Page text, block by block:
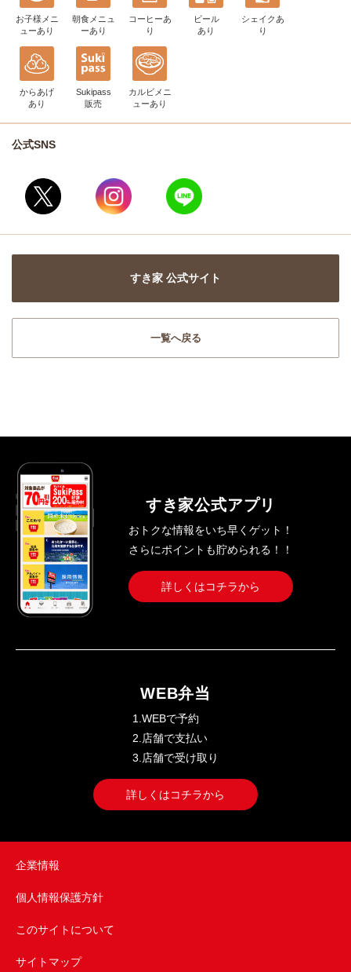
お子様メニ
ューあり
朝食メニュ
ーあり
コーヒーあ
り
ビール
あり
シェイク あ
り
からあげ
あり
Sukipass
販売
カルビメニ
ューあり
公式SNS
すき家 公式サイト
一覧へ戻る
すき家公式アプリ
おトクな情報をいち早くゲット！
さらにポイントも貯められる！！
詳しくはコチラから
WEB弁当
1.WEBで予約
2.店舗で支払い
3.店舗で受け取り
詳しくはコチラから
企業情報
個人情報保護方針
このサイトについて
サイトマップ